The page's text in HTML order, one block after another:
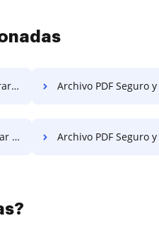
Archivo PDF Seguro y Cifrar PDF
Archivo PDF Seguro y Cifrar PDF